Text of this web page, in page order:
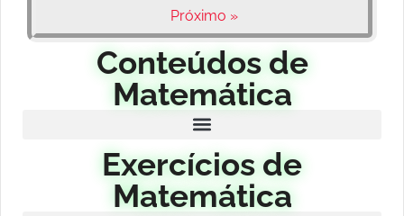
Próximo »
Conteúdos de
Matemática
Exercícios de
Matemática